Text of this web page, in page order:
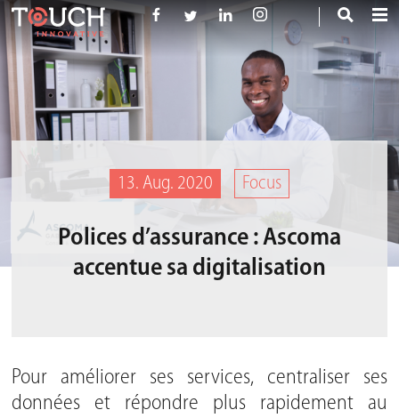
13. Aug. 2020 Focus
Polices d’assurance : Ascoma
accentue sa digitalisation
Pour améliorer ses services, centraliser ses
données et répondre plus rapidement au